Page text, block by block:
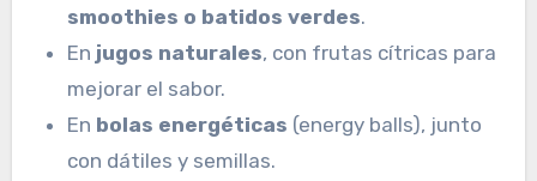
smoothies o batidos verdes.
En jugos naturales, con frutas cítricas para
mejorar el sabor.
En bolas energéticas (energy balls), junto
con dátiles y semillas.